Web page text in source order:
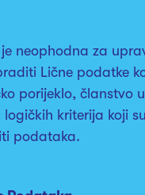
neophodna za
Lične podatke
porijeklo, članstvo
kriterija koji
podataka.